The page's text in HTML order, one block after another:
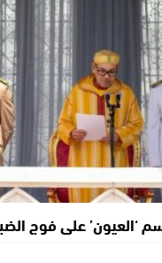
‘العيون’ على فوج